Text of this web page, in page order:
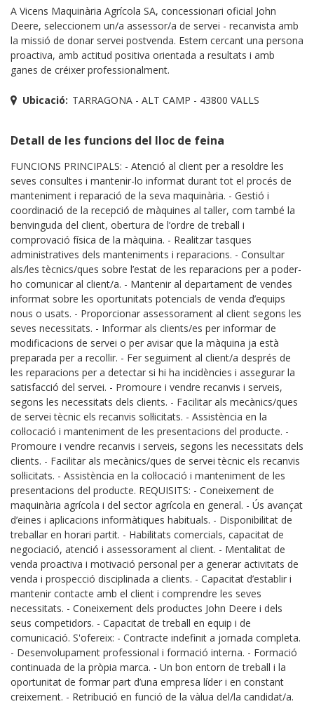
A Vicens Maquinària Agrícola SA, concessionari oficial John
Deere, seleccionem un/a assessor/a de servei - recanvista amb
la missió de donar servei postvenda. Estem cercant una persona
proactiva, amb actitud positiva orientada a resultats i amb
ganes de créixer professionalment.
Ubicació: TARRAGONA - ALT CAMP - 43800 VALLS
Detall de les funcions del lloc de feina
FUNCIONS PRINCIPALS: - Atenció al client per a resoldre les
seves consultes i mantenir-lo informat durant tot el procés de
manteniment i reparació de la seva maquinària. - Gestió i
coordinació de la recepció de màquines al taller, com també la
benvinguda del client, obertura de l’ordre de treball i
comprovació física de la màquina. - Realitzar tasques
administratives dels manteniments i reparacions. - Consultar
als/les tècnics/ques sobre l’estat de les reparacions per a poder-
ho comunicar al client/a. - Mantenir al departament de vendes
informat sobre les oportunitats potencials de venda d’equips
nous o usats. - Proporcionar assessorament al client segons les
seves necessitats. - Informar als clients/es per informar de
modificacions de servei o per avisar que la màquina ja està
preparada per a recollir. - Fer seguiment al client/a després de
les reparacions per a detectar si hi ha incidències i assegurar la
satisfacció del servei. - Promoure i vendre recanvis i serveis,
segons les necessitats dels clients. - Facilitar als mecànics/ques
de servei tècnic els recanvis sol·licitats. - Assistència en la
col·locació i manteniment de les presentacions del producte. -
Promoure i vendre recanvis i serveis, segons les necessitats dels
clients. - Facilitar als mecànics/ques de servei tècnic els recanvis
sol·licitats. - Assistència en la col·locació i manteniment de les
presentacions del producte. REQUISITS: - Coneixement de
maquinària agrícola i del sector agrícola en general. - Ús avançat
d’eines i aplicacions informàtiques habituals. - Disponibilitat de
treballar en horari partit. - Habilitats comercials, capacitat de
negociació, atenció i assessorament al client. - Mentalitat de
venda proactiva i motivació personal per a generar activitats de
venda i prospecció disciplinada a clients. - Capacitat d’establir i
mantenir contacte amb el client i comprendre les seves
necessitats. - Coneixement dels productes John Deere i dels
seus competidors. - Capacitat de treball en equip i de
comunicació. S'ofereix: - Contracte indefinit a jornada completa.
- Desenvolupament professional i formació interna. - Formació
continuada de la pròpia marca. - Un bon entorn de treball i la
oportunitat de formar part d’una empresa líder i en constant
creixement. - Retribució en funció de la vàlua del/la candidat/a.